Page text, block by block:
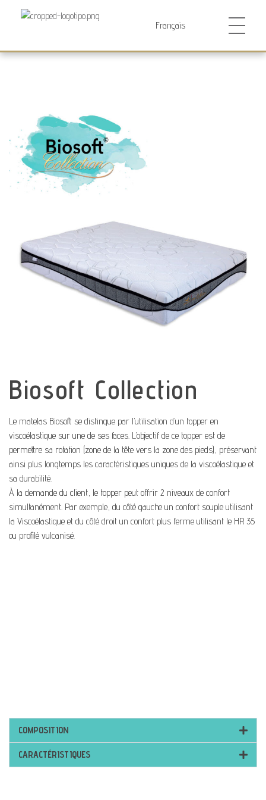
Biosoft Collection
Le matelas Biosoft se distingue par l’utilisation d’un topper en
viscoélastique sur une de ses faces. L’objectif de ce topper est de
permettre sa rotation (zone de la tête vers la zone des pieds), préservant
ainsi plus longtemps les caractéristiques uniques de la viscoélastique et
sa durabilité.
À la demande du client, le topper peut offrir 2 niveaux de confort
simultanément. Par exemple, du côté gauche un confort souple utilisant
la Viscoélastique et du côté droit un confort plus ferme utilisant le HR 35
ou profilé vulcanisé.
COMPOSITION
CARACTÉRISTIQUES